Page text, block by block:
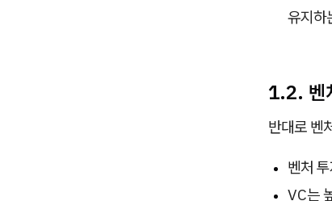
유지하
1.2. 벤
반대로 벤
벤처
VC는